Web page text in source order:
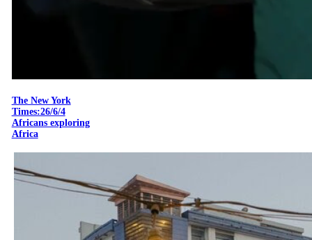
The New York
Times:26/6/4
Africans exploring
Africa